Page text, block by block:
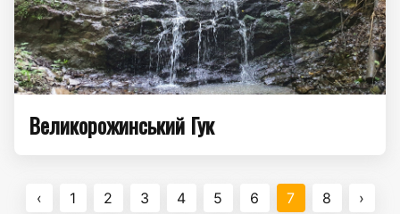
Великорожинський Гук
‹ 1 2 3 4 5 6 7 8 ›